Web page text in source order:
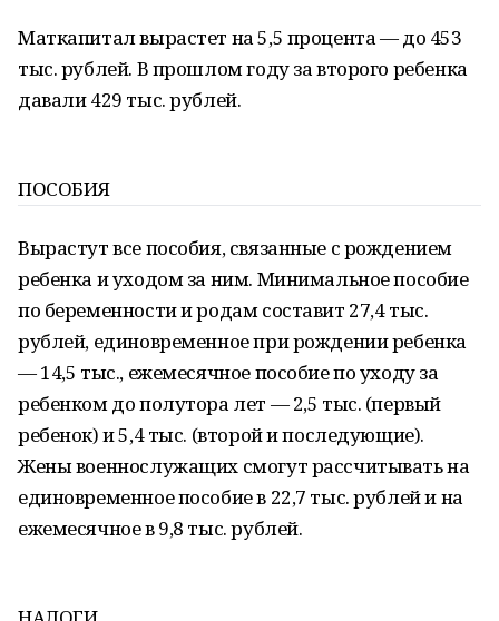
Маткапитал вырастет на 5,5 процента — до 453
тыс. рублей. В прошлом году за второго ребенка
давали 429 тыс. рублей.
ПОСОБИЯ
Вырастут все пособия, связанные с рождением
ребенка и уходом за ним. Минимальное пособие
по беременности и родам составит 27,4 тыс.
рублей, единовременное при рождении ребенка
— 14,5 тыс., ежемесячное пособие по уходу за
ребенком до полутора лет — 2,5 тыс. (первый
ребенок) и 5,4 тыс. (второй и последующие).
Жены военнослужащих смогут рассчитывать на
единовременное пособие в 22,7 тыс. рублей и на
ежемесячное в 9,8 тыс. рублей.